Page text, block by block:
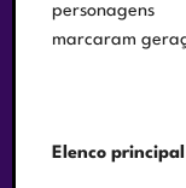
marcaram
Elenco principal